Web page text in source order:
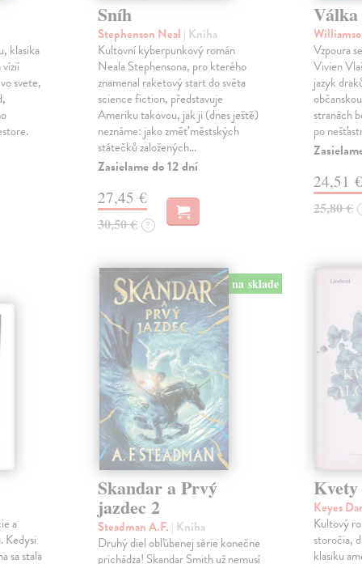
klasika
svete,
Sníh
Stephenson Neal | Kniha
Kultovní kyberpunkový román
Neala Stephensona, pro kterého
znamenal raketový start do světa
science fiction, představuje
Ameriku takovou, jak ji (dnes ještě)
neznáme: jako změť městských
státečků založených…
Zasielame do 12 dní
27,45 €
30,50 € ?
Vzpoura
Vivien
jazyk
stranách
po
24,51
25,80 €
a
Kedysi
sa stala
na sklade
Skandar a Prvý
jazdec 2
Steadman A.F. | Kniha
Druhý diel obľúbenej série konečne
prichádza! Skandar Smith už nemusí
Keyes
Kultový
storočia,
klasiku